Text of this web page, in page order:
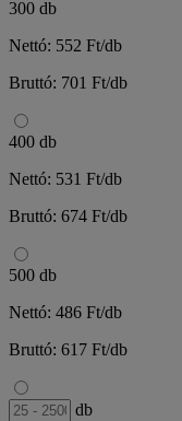
300 db
Nettó: 552 Ft/db
Bruttó: 701 Ft/db
400 db
Nettó: 531 Ft/db
Bruttó: 674 Ft/db
500 db
Nettó: 486 Ft/db
Bruttó: 617 Ft/db
db